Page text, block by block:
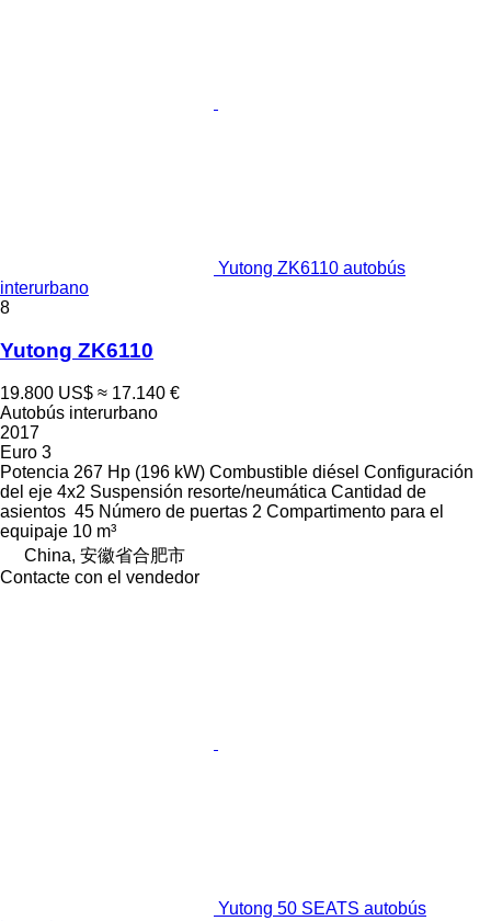
Yutong ZK6110 autobús
interurbano
8
Yutong ZK6110
19.800 US$ ≈ 17.140 €
Autobús interurbano
2017
Euro 3
Potencia 267 Hp (196 kW) Combustible diésel Configuración
del eje 4x2 Suspensión resorte/neumática Cantidad de
asientos 45 Número de puertas 2 Compartimento para el
equipaje 10 m³
China, 安徽省合肥市
Contacte con el vendedor
Yutong 50 SEATS autobús